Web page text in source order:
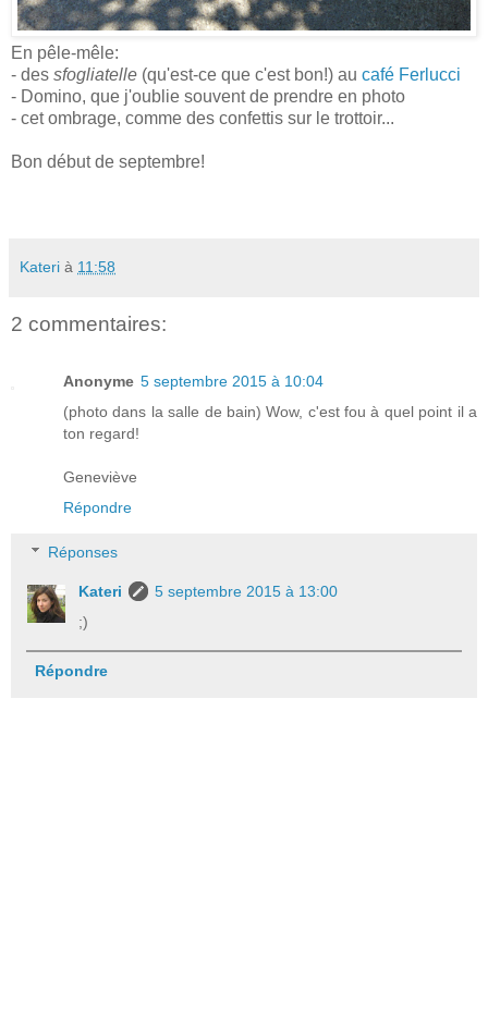
En pêle-mêle:
- des sfogliatelle (qu'est-ce que c'est bon!) au café Ferlucci
- Domino, que j'oublie souvent de prendre en photo
- cet ombrage, comme des confettis sur le trottoir...
Bon début de septembre!
Kateri à 11:58
2 commentaires:
Anonyme 5 septembre 2015 à 10:04
(photo dans la salle de bain) Wow, c'est fou à quel point il a
ton regard!
Geneviève
Répondre
Réponses
Kateri
5 septembre 2015 à 13:00
;)
Répondre